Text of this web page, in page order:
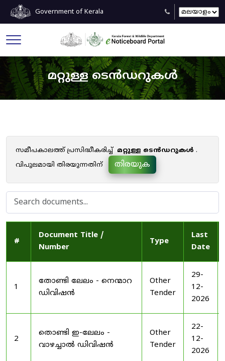
Government of Kerala
മറ്റുള്ള ടെൻഡറുകൾ
സമീപകാലത്ത് പ്രസിദ്ധീകരിച്ച് മറ്റുള്ള ടെൻഡറുകൾ .
വിപുലമായി തിരയുന്നതിന്
തിരയുക
#
Document Title /
Number
Type
Last
Date
1
തോണ്ടി ലേലം - നെന്മാറ
ഡിവിഷൻ
Other
Tender
29-
12-
2026
2
തൊണ്ടി ഇ-ലേലം -
വാഴച്ചാൽ ഡിവിഷൻ
Other
Tender
22-
12-
2026